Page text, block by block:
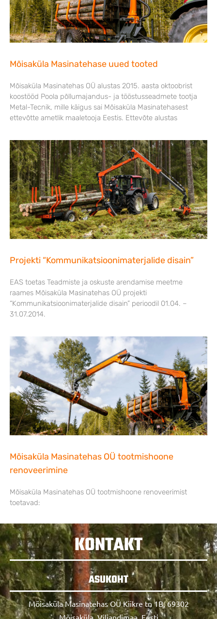
Mõisaküla Masinatehase uued tooted
Mõisaküla Masinatehas OÜ alustas 2015. aasta oktoobrist
koostööd Poola põllumajandus- ja tööstusseadmete tootja
Metal-Tecnik, mille käigus sai Mõisaküla Masinatehasest
ettevõtte ametlik maaletooja Eestis. Ettevõte alustas
Projekti “Kommunikatsioonimaterjalide disain”
EAS toetas Teadmiste ja oskuste arendamise meetme
raames Mõisaküla Masinatehas OÜ projekti
“Kommunikatsioonimaterjalide disain” perioodil 01.04. –
31.07.2014.
Mõisaküla Masinatehas OÜ tootmishoone
renoveerimine
Mõisaküla Masinatehas OÜ tootmishoone renoveerimist
toetavad:
KONTAKT
ASUKOHT
Mõisaküla Masinatehas OÜ Kiikre tn 1B, 69302
Mõisaküla, Viljandimaa, Eesti